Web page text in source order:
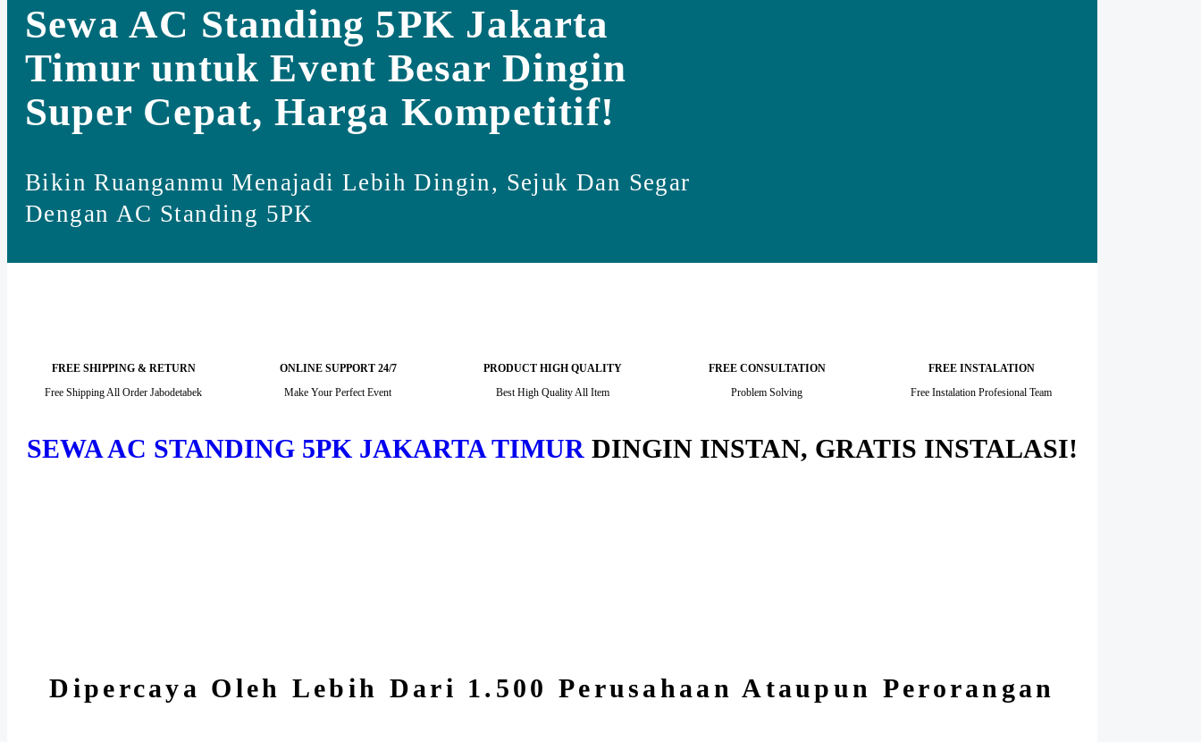
Sewa AC Standing 5PK Jakarta
Timur untuk Event Besar Dingin
Super Cepat, Harga Kompetitif!
Bikin Ruanganmu Menajadi Lebih Dingin, Sejuk Dan Segar
Dengan AC Standing 5PK
FREE SHIPPING & RETURN
Free Shipping All Order Jabodetabek
ONLINE SUPPORT 24/7
Make Your Perfect Event
PRODUCT HIGH QUALITY
Best High Quality All Item
FREE CONSULTATION
Problem Solving
FREE INSTALATION
Free Instalation Profesional Team
SEWA AC STANDING 5PK JAKARTA TIMUR DINGIN INSTAN, GRATIS INSTALASI!
Dipercaya Oleh Lebih Dari 1.500 Perusahaan Ataupun Perorangan